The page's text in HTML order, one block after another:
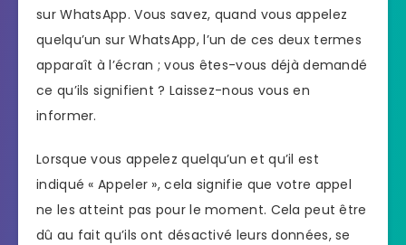
sur WhatsApp. Vous savez, quand vous appelez
quelqu’un sur WhatsApp, l’un de ces deux termes
apparaît à l’écran ; vous êtes-vous déjà demandé
ce qu’ils signifient ? Laissez-nous vous en
informer.
Lorsque vous appelez quelqu’un et qu’il est
indiqué « Appeler », cela signifie que votre appel
ne les atteint pas pour le moment. Cela peut être
dû au fait qu’ils ont désactivé leurs données, se